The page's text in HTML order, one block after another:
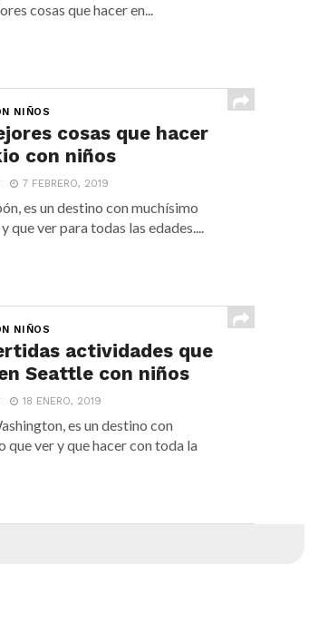
cosas que hacer en...
NIÑOS
cosas que hacer
con niños
7 FEBRERO, 2019
es un destino con muchísimo
que ver para todas las edades....
NIÑOS
actividades que
Seattle con niños
18 ENERO, 2019
es un destino con
que ver y que hacer con toda la